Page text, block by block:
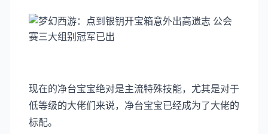
现在的净台宝宝绝对是主流特殊技能，尤其是对于
低等级的大佬们来说，净台宝宝已经成为了大佬的
标配。